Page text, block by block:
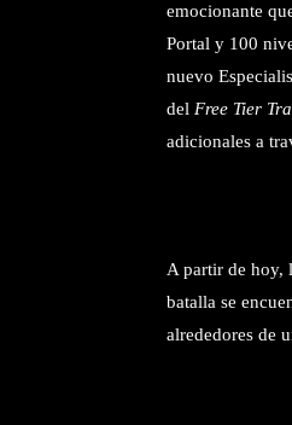
emocionante
Portal y 100
nuevo
del Free Tier
adicionales a
A partir de hoy,
batalla se
alrededores de